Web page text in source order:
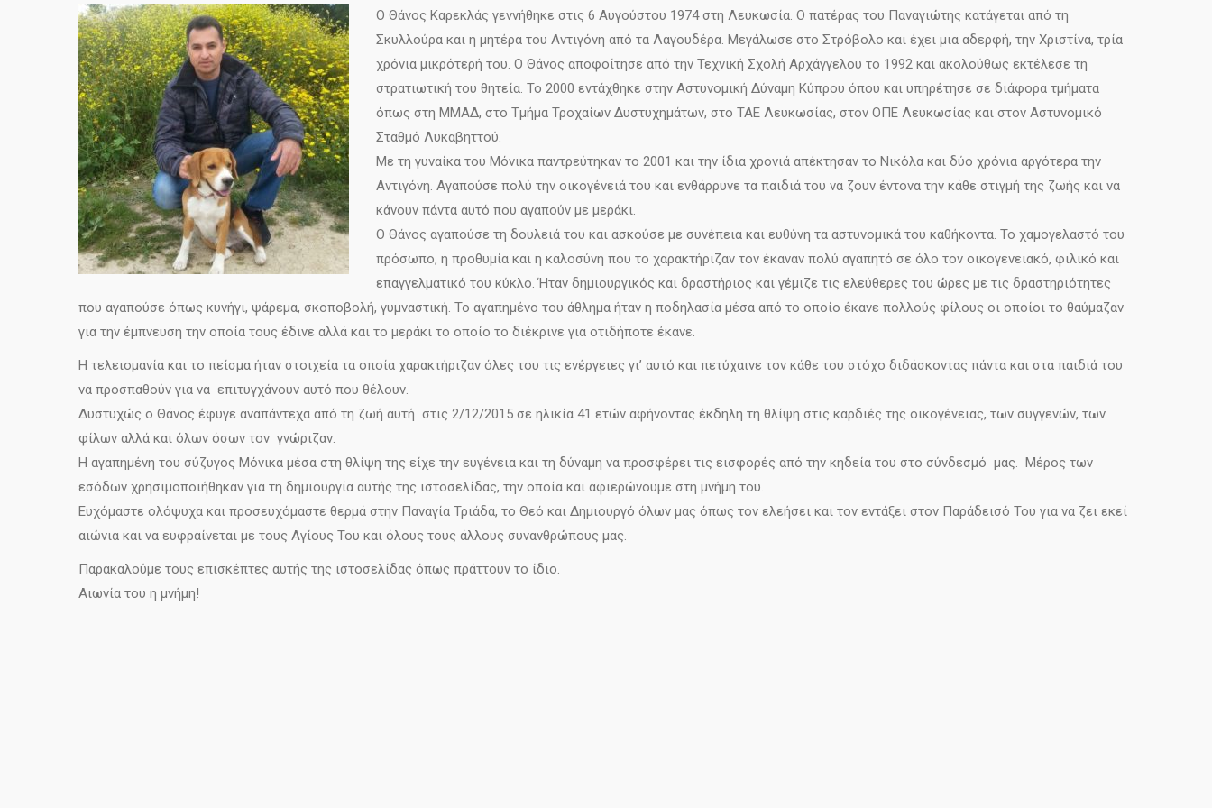
Ο Θάνος Καρεκλάς γεννήθηκε στις 6 Αυγούστου 1974 στη Λευκωσία. Ο πατέρας του Παναγιώτης κατάγεται από τη
Σκυλλούρα και η μητέρα του Αντιγόνη από τα Λαγουδέρα. Μεγάλωσε στο Στρόβολο και έχει μια αδερφή, την Χριστίνα, τρία
χρόνια μικρότερή του. Ο Θάνος αποφοίτησε από την Τεχνική Σχολή Αρχάγγελου το 1992 και ακολούθως εκτέλεσε τη
στρατιωτική του θητεία. Το 2000 εντάχθηκε στην Αστυνομική Δύναμη Κύπρου όπου και υπηρέτησε σε διάφορα τμήματα
όπως στη ΜΜΑΔ, στο Τμήμα Τροχαίων Δυστυχημάτων, στο ΤΑΕ Λευκωσίας, στον ΟΠΕ Λευκωσίας και στον Αστυνομικό
Σταθμό Λυκαβηττού.
Με τη γυναίκα του Μόνικα παντρεύτηκαν το 2001 και την ίδια χρονιά απέκτησαν το Νικόλα και δύο χρόνια αργότερα την
Αντιγόνη. Αγαπούσε πολύ την οικογένειά του και ενθάρρυνε τα παιδιά του να ζουν έντονα την κάθε στιγμή της ζωής και να
κάνουν πάντα αυτό που αγαπούν με μεράκι.
Ο Θάνος αγαπούσε τη δουλειά του και ασκούσε με συνέπεια και ευθύνη τα αστυνομικά του καθήκοντα. Το χαμογελαστό του
πρόσωπο, η προθυμία και η καλοσύνη που το χαρακτήριζαν τον έκαναν πολύ αγαπητό σε όλο τον οικογενειακό, φιλικό και
επαγγελματικό του κύκλο. Ήταν δημιουργικός και δραστήριος και γέμιζε τις ελεύθερες του ώρες με τις δραστηριότητες
που αγαπούσε όπως κυνήγι, ψάρεμα, σκοποβολή, γυμναστική. Το αγαπημένο του άθλημα ήταν η ποδηλασία μέσα από το οποίο έκανε πολλούς φίλους οι οποίοι το θαύμαζαν
για την έμπνευση την οποία τους έδινε αλλά και το μεράκι το οποίο το διέκρινε για οτιδήποτε έκανε.
Η τελειομανία και το πείσμα ήταν στοιχεία τα οποία χαρακτήριζαν όλες του τις ενέργειες γι’ αυτό και πετύχαινε τον κάθε του στόχο διδάσκοντας πάντα και στα παιδιά του
να προσπαθούν για να επιτυγχάνουν αυτό που θέλουν.
Δυστυχώς ο Θάνος έφυγε αναπάντεχα από τη ζωή αυτή στις 2/12/2015 σε ηλικία 41 ετών αφήνοντας έκδηλη τη θλίψη στις καρδιές της οικογένειας, των συγγενών, των
φίλων αλλά και όλων όσων τον γνώριζαν.
Η αγαπημένη του σύζυγος Μόνικα μέσα στη θλίψη της είχε την ευγένεια και τη δύναμη να προσφέρει τις εισφορές από την κηδεία του στο σύνδεσμό μας. Μέρος των
εσόδων χρησιμοποιήθηκαν για τη δημιουργία αυτής της ιστοσελίδας, την οποία και αφιερώνουμε στη μνήμη του.
Ευχόμαστε ολόψυχα και προσευχόμαστε θερμά στην Παναγία Τριάδα, το Θεό και Δημιουργό όλων μας όπως τον ελεήσει και τον εντάξει στον Παράδεισό Του για να ζει εκεί
αιώνια και να ευφραίνεται με τους Αγίους Του και όλους τους άλλους συνανθρώπους μας.
Παρακαλούμε τους επισκέπτες αυτής της ιστοσελίδας όπως πράττουν το ίδιο.
Αιωνία του η μνήμη!